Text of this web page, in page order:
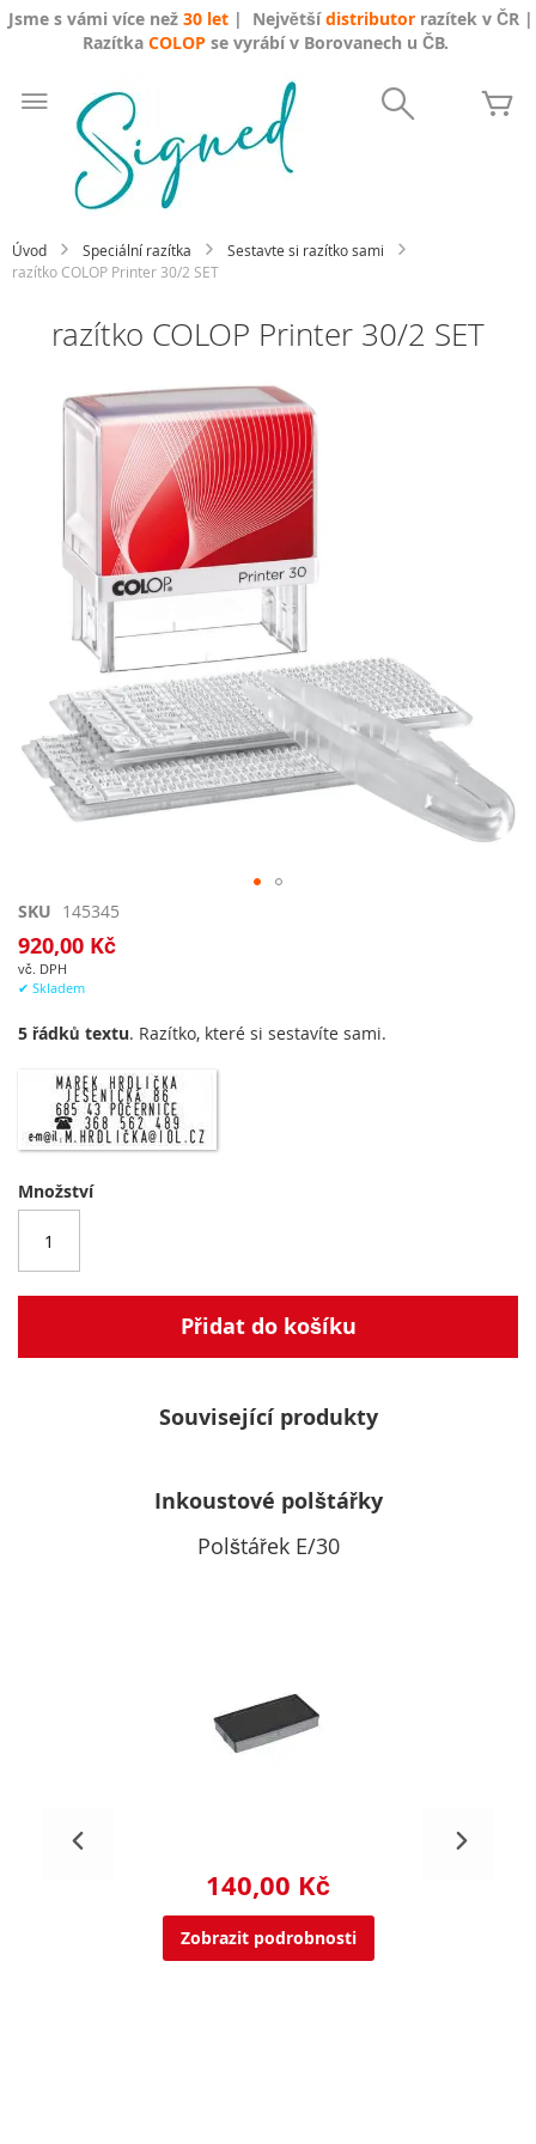
Jsme s vámi více než 30 let| Největšídistributorrazítek v ČR |
Razítka COLOP se vyrábí v Borovanech u ČB.
na
obsah
Úvod Speciální razítka
Sestavte si razítko sami
razítko COLOP Printer 30/2 SET
razítko COLOP Printer 30/2 SET
Přeskočit
na
začátek
galerie
obrázky
SKU 145345
920,00 Kč
vč. DPH
✔ Skladem
5 řádků textu. Razítko, které si sestavíte sami.
Množství
Přidat do košíku
Související produkty
Inkoustové polštářky
Polštářek E/30
140,00 Kč
Zobrazit podrobnosti